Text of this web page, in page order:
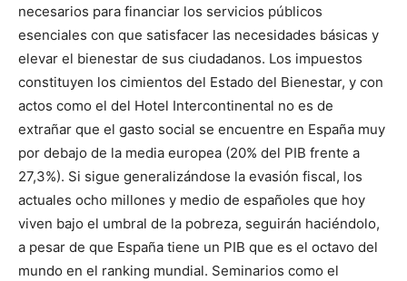
necesarios para financiar los servicios públicos
esenciales con que satisfacer las necesidades básicas y
elevar el bienestar de sus ciudadanos. Los impuestos
constituyen los cimientos del Estado del Bienestar, y con
actos como el del Hotel Intercontinental no es de
extrañar que el gasto social se encuentre en España muy
por debajo de la media europea (20% del PIB frente a
27,3%). Si sigue generalizándose la evasión fiscal, los
actuales ocho millones y medio de españoles que hoy
viven bajo el umbral de la pobreza, seguirán haciéndolo,
a pesar de que España tiene un PIB que es el octavo del
mundo en el ranking mundial. Seminarios como el